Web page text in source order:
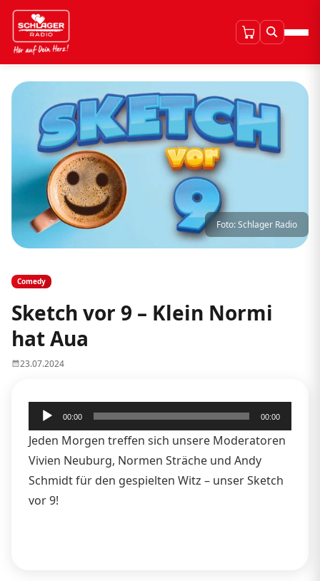
Foto: Schlager Radio
Comedy
Sketch vor 9 – Klein Normi
hat Aua
23.07.2024
Audio-
Player
00:00 00:00
Jeden Morgen treffen sich unsere Moderatoren
Vivien Neuburg, Normen Sträche und Andy
Schmidt für den gespielten Witz – unser Sketch
vor 9!